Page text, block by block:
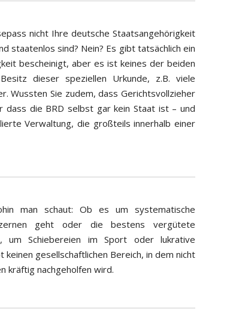
nicht Ihre deutsche Staatsangehörigkeit
staatenlos sind? Nein? Es gibt tatsächlich ein
bescheinigt, aber es ist keines der beiden
dieser speziellen Urkunde, z.B. viele
Wussten Sie zudem, dass Gerichtsvollzieher
die BRD selbst gar kein Staat ist – und
Verwaltung, die großteils innerhalb einer
man schaut: Ob es um systematische
geht oder die bestens vergütete
um Schiebereien im Sport oder lukrative
gesellschaftlichen Bereich, in dem nicht
kräftig nachgeholfen wird.